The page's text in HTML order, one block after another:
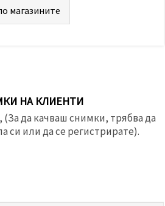
магазините
НА КЛИЕНТИ
да качваш снимки, трябва да
си или да се регистрирате).